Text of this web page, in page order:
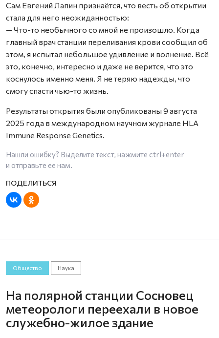
Сам Евгений Лапин признаётся, что весть об открытии
стала для него неожиданностью:
— Что-то необычного со мной не произошло. Когда
главный врач станции переливания крови сообщил об
этом, я испытал небольшое удивление и волнение. Всё
это, конечно, интересно и даже не верится, что это
коснулось именно меня. Я не теряю надежды, что
смогу спасти чью-то жизнь.
Результаты открытия были опубликованы 9 августа
2025 года в международном научном журнале HLA
Immune Response Genetics.
Нашли ошибку? Выделите текст, нажмите ctrl+enter
и отправьте ее нам.
Общество Наука
На полярной станции Сосновец
метеорологи переехали в новое
служебно-жилое здание